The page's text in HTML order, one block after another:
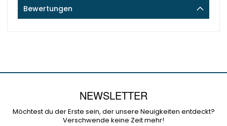
Bewertungen
NEWSLETTER
Möchtest du der Erste sein, der unsere Neuigkeiten entdeckt?
Verschwende keine Zeit mehr!